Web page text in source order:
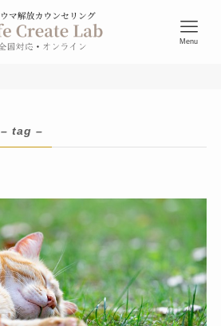
Menu
– tag –